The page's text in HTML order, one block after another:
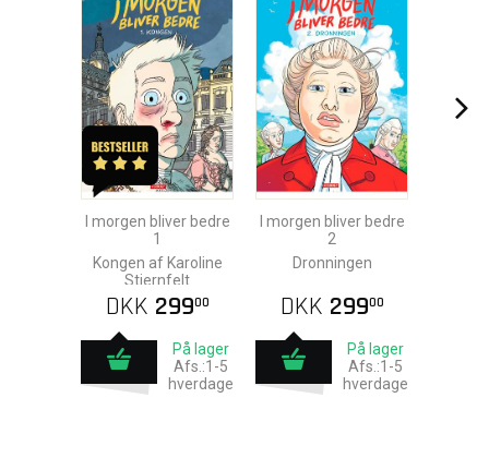
I morgen bliver bedre
1
Kongen af Karoline
Stjernfelt
DKK 29900
På lager
Afs.:1-5
hverdage
I morgen bliver bedre
2
Dronningen
DKK 29900
På lager
Afs.:1-5
hverdage